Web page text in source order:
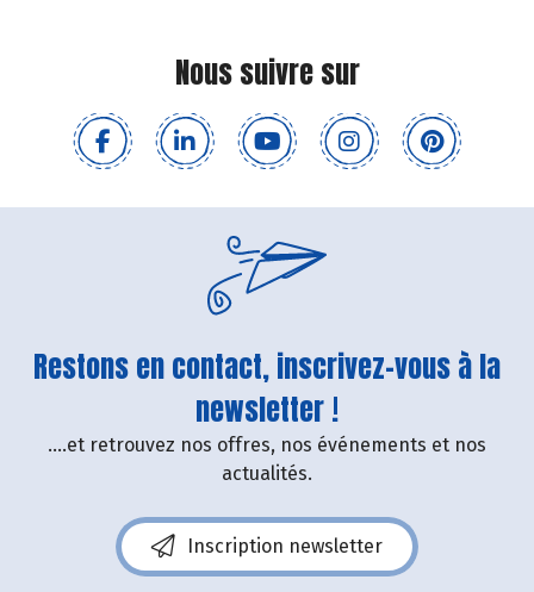
Nous suivre sur
Restons en contact, inscrivez-vous à la
newsletter !
....et retrouvez nos offres, nos événements et nos
actualités.
Inscription newsletter